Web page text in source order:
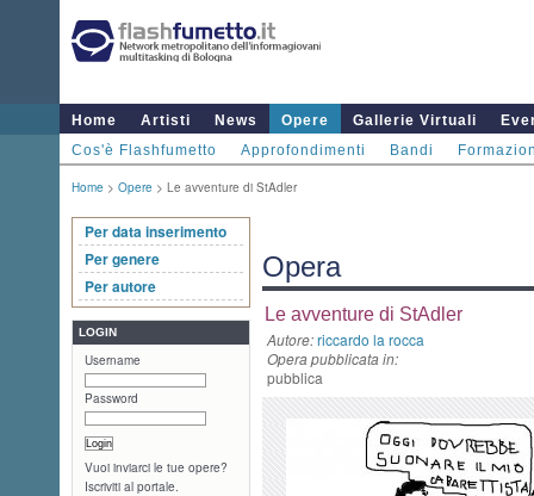
Home Artisti News Opere Gallerie Virtuali
Cos'è Flashfumetto
Approfondimenti Bandi
Home > Opere > Le avventure di StAdler
Per data inserimento
Per genere
Per autore
LOGIN
Username
Password
Vuoi inviarci le tue opere?
Iscriviti al portale.
Opera
Le avventure di StAdler
Autore:riccardo la rocca
Opera pubblicata in:
pubblica